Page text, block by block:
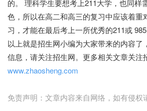
的。 理科学生要想考上211大学，也同样
色，所以在高二和高三的复习中应该着重
习，才能在最后考上一所优秀的211或 985
以上就是招生网小编为大家带来的内容了
信息，请关注招生网。更多相关文章关注
www.zhaosheng.com
免责声明：文章内容来自网络，如有侵权